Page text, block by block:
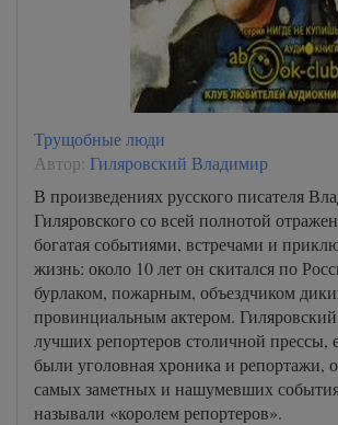
Трущобные люди
Автор: Гиляровский Владимир
В произведениях русского писателя
Гиляровского со всей полнотой
богатая событиями, встречами и
жизнь: около 10 лет он скитался по
бурлаком, пожарным, объездчиком
провинциальным актером.
лучших репортеров столичной прессы,
были уголовная хроника и репортажи,
самых заметных и нашумевших
называли «королем репортеров».